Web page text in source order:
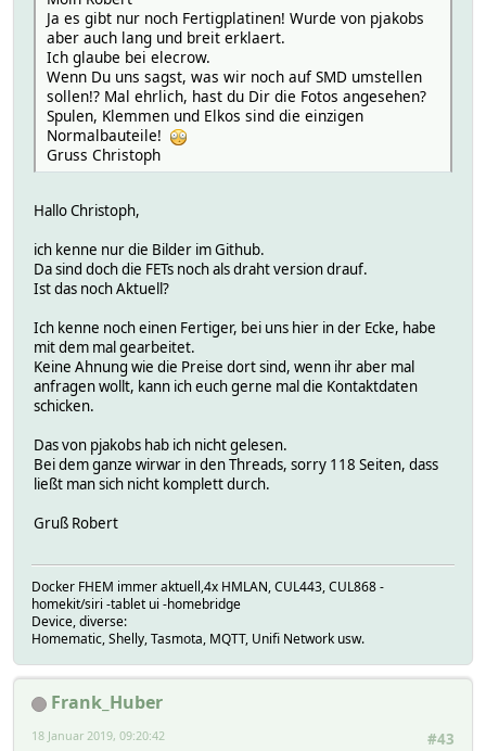
Ja es gibt nur noch Fertigplatinen! Wurde von pjakobs
aber auch lang und breit erklaert.
Ich glaube bei elecrow.
Wenn Du uns sagst, was wir noch auf SMD umstellen
sollen!? Mal ehrlich, hast du Dir die Fotos angesehen?
Spulen, Klemmen und Elkos sind die einzigen
Normalbauteile!
Gruss Christoph
Hallo Christoph,
ich kenne nur die Bilder im Github.
Da sind doch die FETs noch als draht version drauf.
Ist das noch Aktuell?
Ich kenne noch einen Fertiger, bei uns hier in der Ecke, habe
mit dem mal gearbeitet.
Keine Ahnung wie die Preise dort sind, wenn ihr aber mal
anfragen wollt, kann ich euch gerne mal die Kontaktdaten
schicken.
Das von pjakobs hab ich nicht gelesen.
Bei dem ganze wirwar in den Threads, sorry 118 Seiten, dass
ließt man sich nicht komplett durch.
Gruß Robert
Docker FHEM immer aktuell,4x HMLAN, CUL443, CUL868 -
homekit/siri -tablet ui -homebridge
Device, diverse:
Homematic, Shelly, Tasmota, MQTT, Unifi Network usw.
Frank_Huber
#43
18 Januar 2019, 09:20:42